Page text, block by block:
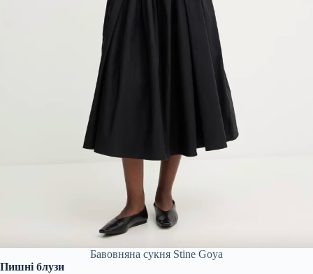
Бавовняна сукня Stine Goya
Пишні блузи